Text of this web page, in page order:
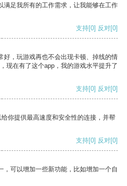
满足我所有的工作需求，让我能够在工作
支持[0] 反对[0]
好，玩游戏再也不会出现卡顿、掉线的情
现在有了这个app，我的游戏水平提升了
支持[0] 反对[0]
你提供最高速度和安全性的连接，并帮
支持[0] 反对[0]
，可以增加一些新功能，比如增加一个自